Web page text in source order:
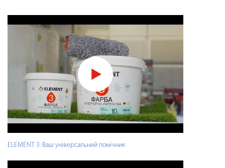
ELEMENT 3. Ваш універсальний помічник